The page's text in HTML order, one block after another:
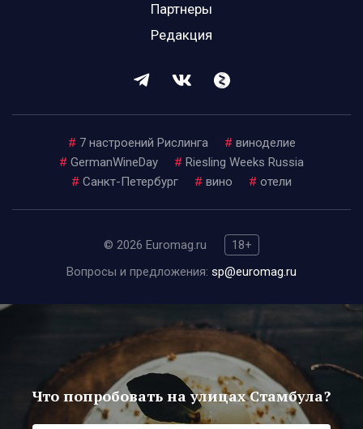
Партнеры
Редакция
# 7 настроений Рислинга # виноделие
# GermanWineDay # Riesling Weeks Russia
# Санкт-Петербург # вино # отели
© 2026 Euromag.ru
18+
Вопросы и предложения: sp@euromag.ru
Что попробовать на улицах Стамбула?